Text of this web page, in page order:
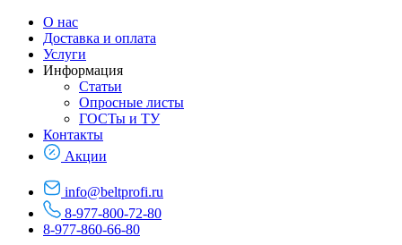
О нас
Доставка и оплата
Услуги
Информация
Статьи
Опросные листы
ГОСТы и ТУ
Контакты
Акции
info@beltprofi.ru
8-977-800-72-80
8-977-860-66-80